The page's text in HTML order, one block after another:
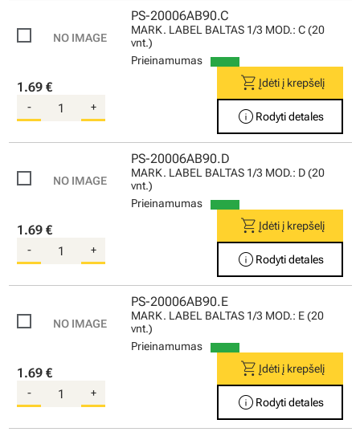
PS-20006AB90.C
MARK. LABEL BALTAS 1/3 MOD.: C (20
vnt.)
Prieinamumas
1.69 €
- +
shopping_cartĮdėti į krepšelį
info Rodyti detales
PS-20006AB90.D
MARK. LABEL BALTAS 1/3 MOD.: D (20
vnt.)
Prieinamumas
1.69 €
- +
shopping_cartĮdėti į krepšelį
info Rodyti detales
PS-20006AB90.E
MARK. LABEL BALTAS 1/3 MOD.: E (20
vnt.)
Prieinamumas
1.69 €
- +
shopping_cartĮdėti į krepšelį
info Rodyti detales